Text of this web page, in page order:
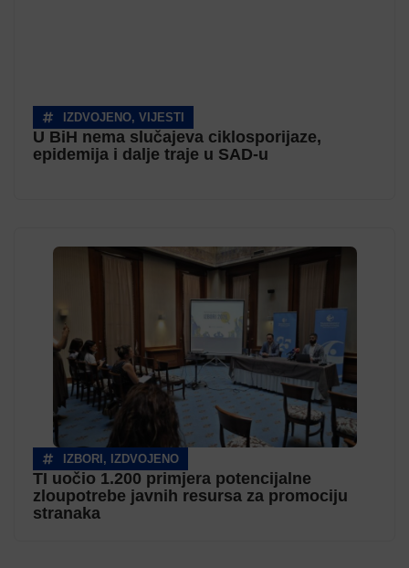
IZDVOJENO, VIJESTI
U BiH nema slučajeva ciklosporijaze,
epidemija i dalje traje u SAD-u
IZBORI , IZDVOJENO
TI uočio 1.200 primjera potencijalne
zloupotrebe javnih resursa za promociju
stranaka